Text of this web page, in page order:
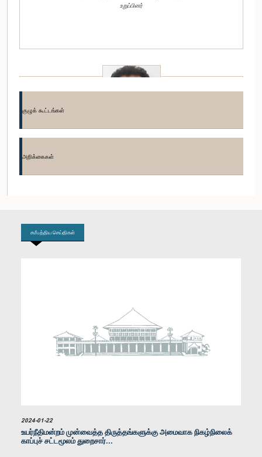
உறுப்பினர்
கௌரவ சஞ்ஜீவ எதிரிமான்ன, பா.உ.
உறுப்பினர்
குழுக் கூட்டங்கள்
அறிக்கைகள்
சமீபத்திய செய்திகள்
2024-01-22
உயர்நீதிமன்றம் முன்வைத்த திருத்தங்களுக்கு அமைவாக நிகழ்நிலைக்
காப்புச் சட்டமூலம் துறைசார்...